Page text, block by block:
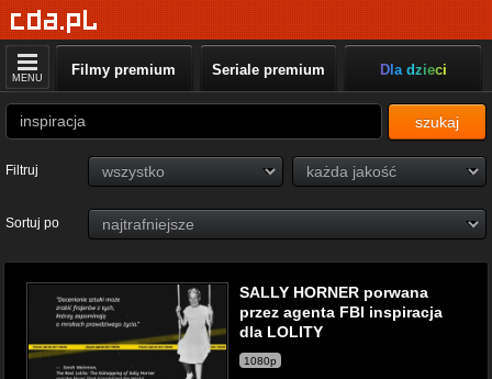
MENU Filmy premium Seriale premium Dla dzieci
szukaj
Filtruj
Sortuj po
SALLY HORNER porwana
przez agenta FBI inspiracja
dla LOLITY
1080p